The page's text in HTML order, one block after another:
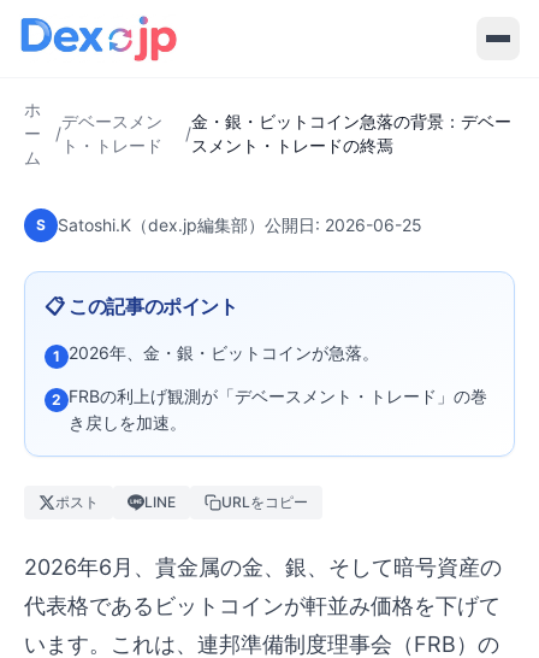
ホ
ー
ム
/
デベースメン
ト・トレード
/
金・銀・ビットコイン急落の背景：デベー
スメント・トレードの終焉
デベースメント・トレード
デベースメント・トレードの終焉
S Satoshi.K（dex.jp編集部） 公開日: 2026-06-25
📋 この記事のポイント
1 2026年、金・銀・ビットコインが急落。
2 FRBの利上げ観測が「デベースメント・トレード」の巻
き戻しを加速。
ポスト LINE URLをコピー
2026年6月、貴金属の金、銀、そして暗号資産の
代表格であるビットコインが軒並み価格を下げて
います。これは、連邦準備制度理事会（FRB）の